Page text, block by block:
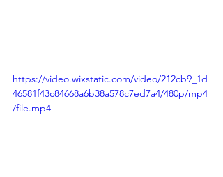
https://video.wixstatic.com/video/212cb9_1d
46581f43c84668a6b38a578c7ed7a4/480p/mp4
/file.mp4